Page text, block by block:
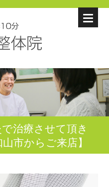
治療させて頂き
市からご来店】